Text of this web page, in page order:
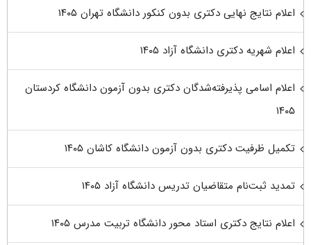
اعلام نتایج نهایی دکتری بدون کنکور دانشگاه تهران ۱۴۰۵
اعلام شهریه دکتری دانشگاه آزاد ۱۴۰۵
اعلام اسامی پذیرفته‌شدگان دکتری بدون آزمون دانشگاه کردستان
۱۴۰۵
تکمیل ظرفیت دکتری بدون آزمون دانشگاه کاشان ۱۴۰۵
تمدید ثبت‌نام متقاضیان تدریس دانشگاه آزاد ۱۴۰۵
اعلام نتایج دکتری استاد محور دانشگاه تربیت مدرس ۱۴۰۵